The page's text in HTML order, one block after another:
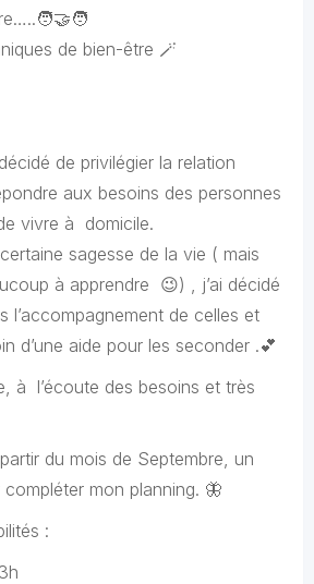
de bien-être 🪄
de privilégier la relation
aux besoins des personnes
vivre à domicile.
sagesse de la vie ( mais
à apprendre 😉) , j’ai décidé
l’accompagnement de celles et
d’une aide pour les seconder .💕
à l’écoute des besoins et très
du mois de Septembre, un
mon planning. 🦋
: